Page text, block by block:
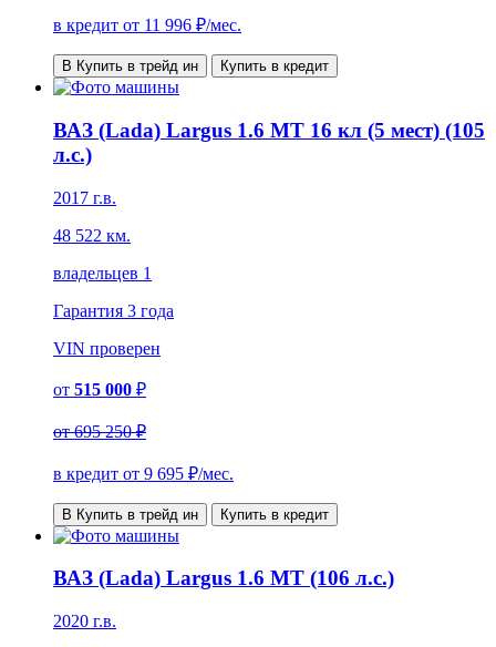
в кредит от 11 996 ₽/мес.
В Купить в трейд ин Купить в кредит
ВАЗ (Lada) Largus 1.6 MT 16 кл (5 мест) (105
л.с.)
2017 г.в.
48 522 км.
владельцев 1
Гарантия 3 года
VIN проверен
от 515 000 ₽
от695 250 ₽
в кредит от 9 695 ₽/мес.
В Купить в трейд ин Купить в кредит
ВАЗ (Lada) Largus 1.6 MT (106 л.с.)
2020 г.в.